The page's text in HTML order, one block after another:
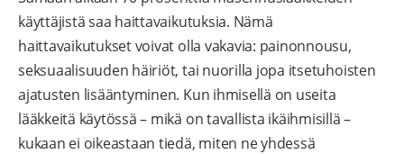
käyttäjistä saa haittavaikutuksia. Nämä
haittavaikutukset voivat olla vakavia: painonnousu,
seksuaalisuuden häiriöt, tai nuorilla jopa itsetuhoisten
ajatusten lisääntyminen. Kun ihmisellä on useita
lääkkeitä käytössä – mikä on tavallista ikäihmisillä –
kukaan ei oikeastaan tiedä, miten ne yhdessä